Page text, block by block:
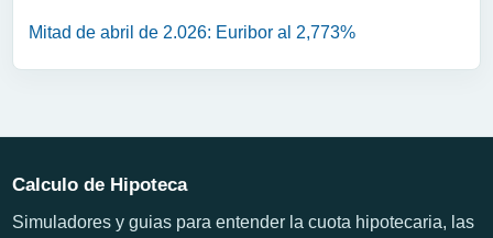
Mitad de abril de 2.026: Euribor al 2,773%
Calculo de Hipoteca
Simuladores y guias para entender la cuota hipotecaria, las